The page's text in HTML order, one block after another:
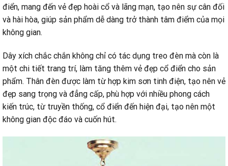
điển, mang đến vẻ đẹp hoài cổ và lãng mạn, tạo nên sự cân đối
và hài hòa, giúp sản phẩm dễ dàng trở thành tâm điểm của mọi
không gian.
Dây xích chắc chắn không chỉ có tác dụng treo đèn mà còn là
một chi tiết trang trí, làm tăng thêm vẻ đẹp cổ điển cho sản
phẩm. Thân đèn được làm từ hợp kim sơn tinh điện, tạo nên vẻ
đẹp sang trọng và đẳng cấp, phù hợp với nhiều phong cách
kiến trúc, từ truyền thống, cổ điển đến hiện đại, tạo nên một
không gian độc đáo và cuốn hút.